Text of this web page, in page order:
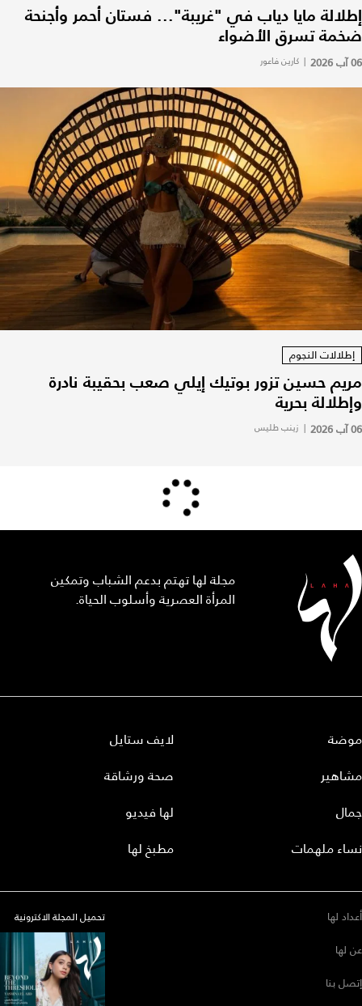
إطلالة مايا دياب في "غريبة"... فستان أحمر وأجنحة
ضخمة تسرق الأضواء
06 آب 2026 | كارين فاعور
إطلالات النجوم
مريم حسين تزور بوتيك إيلي صعب بحقيبة نادرة
وإطلالة بحرية
06 آب 2026 | زينب طليس
مجلة لها تهتم بدعم الشباب وتمكين
المرأة العصرية وأسلوب الحياة.
موضة
مشاهير
جمال
نساء ملهمات
لايف ستايل
صحة ورشاقة
لها فيديو
مطبخ لها
أعداد لها
عن لها
إتصل بنا
تحميل المجلة الاكترونية